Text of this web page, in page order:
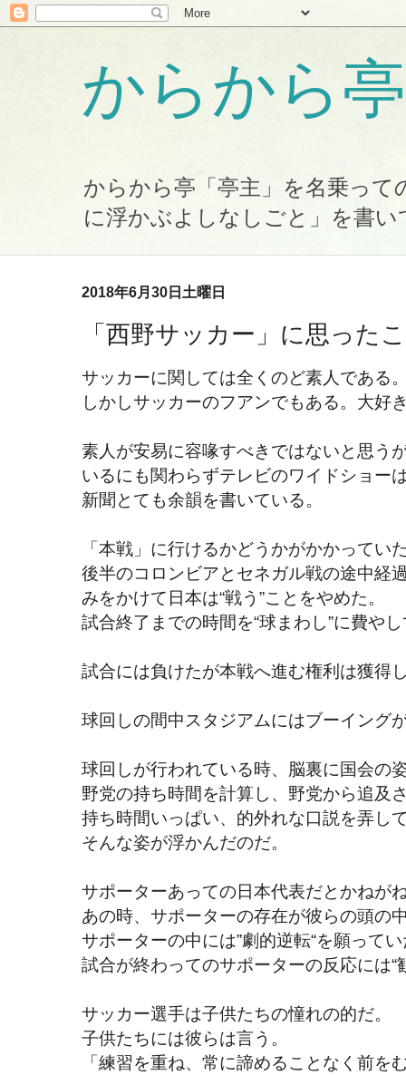
からから
からから亭「亭主」を名乗っ
に浮かぶよしなしごと」を書い
2018年6月30日土曜日
「西野サッカー」に思った
サッカーに関しては全くのど素人である
しかしサッカーのフアンでもある。大好
素人が安易に容喙すべきではないと思う
いるにも関わらずテレビのワイドショー
新聞とても余韻を書いている。
「本戦」に行けるかどうかがかかってい
後半のコロンビアとセネガル戦の途中経
みをかけて日本は“戦う”ことをやめた。
試合終了までの時間を“球まわし”に費や
試合には負けたが本戦へ進む権利は獲得
球回しの間中スタジアムにはブーイング
球回しが行われている時、脳裏に国会の
野党の持ち時間を計算し、野党から追及
持ち時間いっぱい、的外れな口説を弄し
そんな姿が浮かんだのだ。
サポーターあっての日本代表だとかねが
あの時、サポーターの存在が彼らの頭の
サポーターの中には”劇的逆転“を願って
試合が終わってのサポーターの反応には“
サッカー選手は子供たちの憧れの的だ。
子供たちには彼らは言う。
「練習を重ね、常に諦めることなく前を